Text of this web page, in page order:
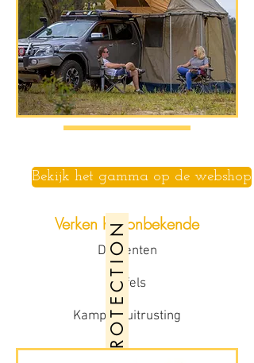
Bekijk het gamma op de webshop
Verken het onbekende
Daktenten
Luifels
Kampeeruitrusting
P R O T E C T I O N